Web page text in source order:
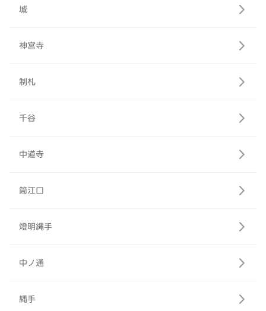
城
神宮寺
制札
千谷
中道寺
筒江口
燈明縄手
中ノ通
縄手